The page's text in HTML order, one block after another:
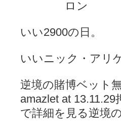
ロン
いい2900の日。
いいニック・アリ
逆境の賭博ベット
amazlet at
で詳細を見る逆境